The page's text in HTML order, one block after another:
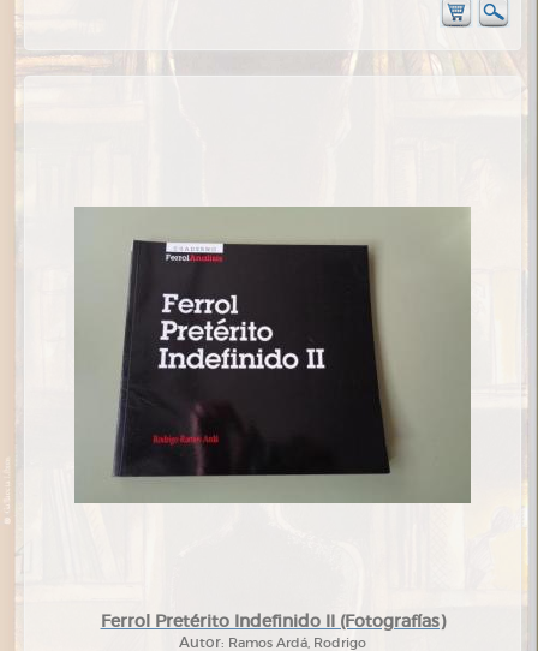
Ferrol Pretérito Indefinido II (Fotografías)
Autor: Ramos Ardá, Rodrigo